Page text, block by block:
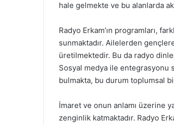
hale gelmekte ve bu alanlarda
Radyo Erkam’ın programları,
sunmaktadır. Ailelerden
üretilmektedir. Bu da radyo
Sosyal medya ile entegrasyonu
bulmakta, bu durum toplumsal
İmaret ve onun anlamı üzerine
zenginlik katmaktadır. Radyo